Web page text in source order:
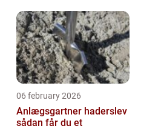
06 february 2026
Anlægsgartner haderslev
sådan får du et